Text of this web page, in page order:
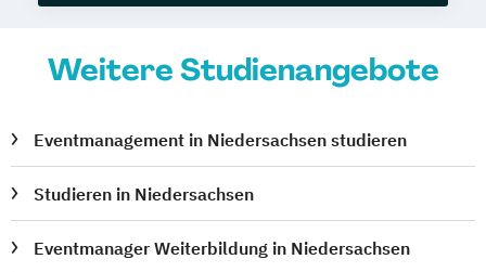
Weitere Studienangebote
Eventmanagement in Niedersachsen studieren
Studieren in Niedersachsen
Eventmanager Weiterbildung in Niedersachsen